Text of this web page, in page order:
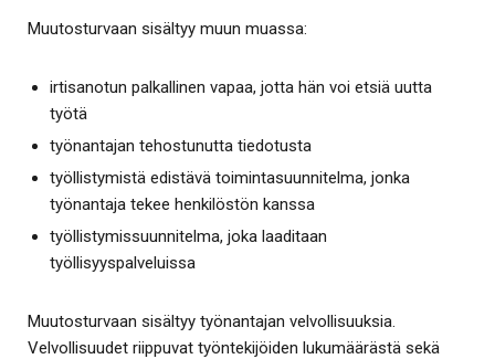
Muutosturvaan sisältyy muun muassa:
irtisanotun palkallinen vapaa, jotta hän voi etsiä uutta
työtä
työnantajan tehostunutta tiedotusta
työllistymistä edistävä toimintasuunnitelma, jonka
työnantaja tekee henkilöstön kanssa
työllistymissuunnitelma, joka laaditaan
työllisyyspalveluissa
Muutosturvaan sisältyy työnantajan velvollisuuksia.
Velvollisuudet riippuvat työntekijöiden lukumäärästä sekä